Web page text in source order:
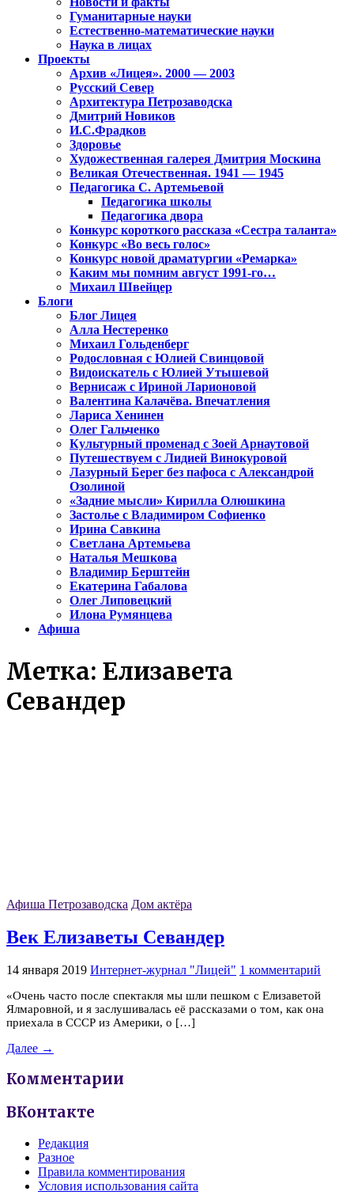
Гуманитарные науки
Естественно-математические науки
Наука в лицах
Проекты
Архив «Лицея». 2000 — 2003
Русский Север
Архитектура Петрозаводска
Дмитрий Новиков
И.С.Фрадков
Здоровье
Художественная галерея Дмитрия Москина
Великая Отечественная. 1941 — 1945
Педагогика С. Артемьевой
Педагогика школы
Педагогика двора
Конкурс короткого рассказа «Сестра таланта»
Конкурс «Во весь голос»
Конкурс новой драматургии «Ремарка»
Каким мы помним август 1991-го…
Михаил Швейцер
Блоги
Блог Лицея
Алла Нестеренко
Михаил Гольденберг
Родословная с Юлией Свинцовой
Видоискатель с Юлией Утышевой
Вернисаж с Ириной Ларионовой
Валентина Калачёва. Впечатления
Лариса Хенинен
Олег Гальченко
Культурный променад с Зоей Арнаутовой
Путешествуем с Лидией Винокуровой
Лазурный Берег без пафоса с Александрой
Озолиной
«Задние мысли» Кирилла Олюшкина
Застолье с Владимиром Софиенко
Ирина Савкина
Светлана Артемьева
Наталья Мешкова
Владимир Берштейн
Екатерина Габалова
Олег Липовецкий
Илона Румянцева
Афиша
Метка: Елизавета
Севандер
Афиша Петрозаводска Дом актёра
Век Елизаветы Севандер
14 января 2019 Интернет-журнал "Лицей" 1 комментарий
«Очень часто после спектакля мы шли пешком с Елизаветой
Ялмаровной, и я заслушивалась её рассказами о том, как она
приехала в СССР из Америки, о […]
Далее →
Комментарии
ВКонтакте
Редакция
Разное
Правила комментирования
Условия использования сайта